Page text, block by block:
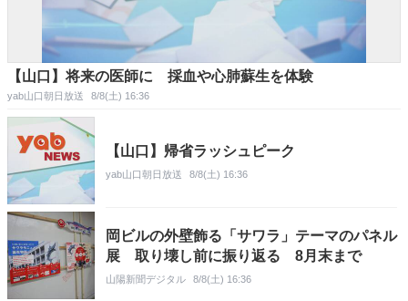
【山口】将来の医師に 採血や心肺蘇生を体験
yab山口朝日放送 8/8(土) 16:36
【山口】帰省ラッシュピーク
yab山口朝日放送 8/8(土) 16:36
岡ビルの外壁飾る「サワラ」テーマのパネル
展 取り壊し前に振り返る 8月末まで
山陽新聞デジタル 8/8(土) 16:36